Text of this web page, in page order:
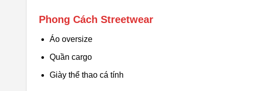
Phong Cách Streetwear
Áo oversize
Quần cargo
Giày thể thao cá tính